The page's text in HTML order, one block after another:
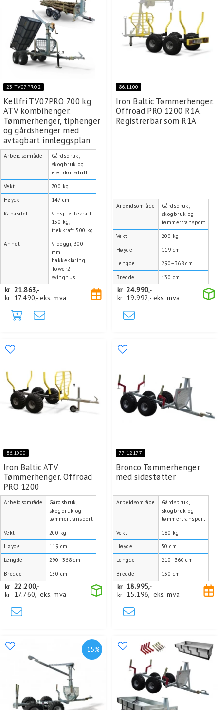
23-TV07PRO2
Kellfri TV07PRO 700 kg
ATV kombihenger.
Tømmerhenger, tiphenger
og gårdshenger med
avtagbart innleggsplan
Arbeidsområde
Gårdsbruk,
skogbruk og
eiendomsdrift
Vekt
700 kg
Høyde
147 cm
Kapasitet
Vinsj: løftekraft
150 kg,
trekkraft 500 kg
Annet
V-boggi, 300
mm
bakkeklaring,
Tower2+
svinghus
kr 21.863,-
kr 17.490,- eks. mva
86.1100
Iron Baltic Tømmerhenger.
Offroad PRO 1200 R1A.
Registrerbar som R1A
Arbeidsområde
Gårdsbruk,
skogbruk og
tømmertransport
Vekt
200 kg
Høyde
119 cm
Lengde
290–368 cm
Bredde
130 cm
kr 24.990,-
kr 19.992,- eks. mva
86.1000
Iron Baltic ATV
Tømmerhenger. Offroad
PRO 1200
Arbeidsområde
Gårdsbruk,
skogbruk og
tømmertransport
Vekt
200 kg
Høyde
119 cm
Lengde
290–368 cm
Bredde
130 cm
kr 22.200,-
kr 17.760,- eks. mva
77-12177
Bronco Tømmerhenger
med sidestøtter
Arbeidsområde
Gårdsbruk,
skogbruk og
tømmertransport
Vekt
180 kg
Høyde
50 cm
Lengde
210–360 cm
Bredde
130 cm
kr 18.995,-
kr 15.196,- eks. mva
-15%